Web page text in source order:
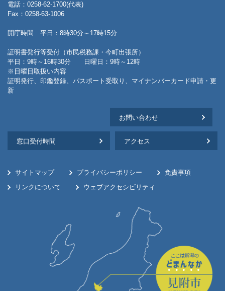
電話：0258-62-1700(代表)
Fax：0258-63-1006
開庁時間 平日：8時30分～17時15分
証明書発行等受付（市民税務課・今町出張所）
平日：9時～16時30分 日曜日：9時～12時
※日曜日取扱い内容
証明発行、印鑑登録、パスポート受取り、マイナンバーカード申請・更
新
お問い合わせ
窓口受付時間 アクセス
サイトマップ プライバシーポリシー
免責事項
リンクについて
ウェブアクセシビリティ